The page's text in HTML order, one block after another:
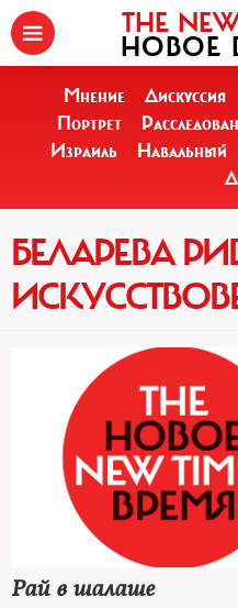
THE
НОВОЕ
Мнение Дискуссия
Портрет
Израиль
Навальный
БЕЛАРЕВА
Рай в шалаше